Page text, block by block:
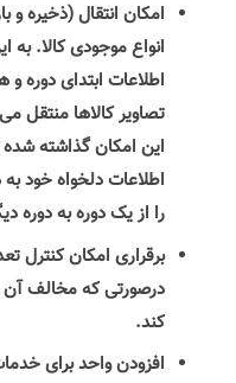
امکان انتقال (ذخیره و
انواع موجودی کالا. به
اطلاعات ابتدای دوره و
تصاویر کالاها منتقل
این امکان گذاشته
اطلاعات دلخواه خود
را از یک دوره به دوره
برقراری امکان کنترل
درصورتی که مخالف آن
کند.
افزودن واحد برای